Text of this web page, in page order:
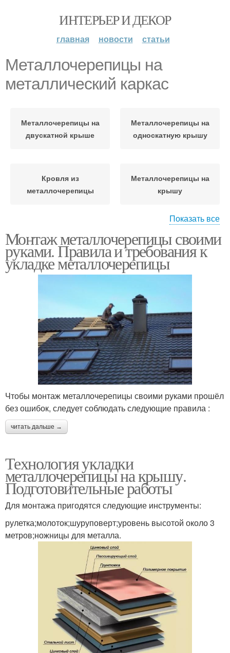
ИНТЕРЬЕР И ДЕКОР
главная новости статьи
Металлочерепицы на
металлический каркас
Металлочерепицы на
двускатной крыше
Металлочерепицы на
односкатную крышу
Кровля из
металлочерепицы
Металлочерепицы на
крышу
металлочерепицы
Показать все
Монтаж металлочерепицы своими
руками. Правила и требования к
укладке металлочерепицы
Чтобы монтаж металлочерепицы своими руками прошёл
без ошибок, следует соблюдать следующие правила :
читать дальше →
Технология укладки
металлочерепицы на крышу.
Подготовительные работы
Для монтажа пригодятся следующие инструменты:
рулетка;молоток;шуруповерт;уровень высотой около 3
метров;ножницы для металла.